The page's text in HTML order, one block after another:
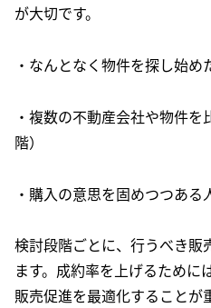
が大切です。
・なんとなく物件を探し始め
・複数の不動産会社や物件
階）
・購入の意思を固めつつある
検討段階ごとに、行うべき販
ます。成約率を上げるために
販売促進を最適化することが